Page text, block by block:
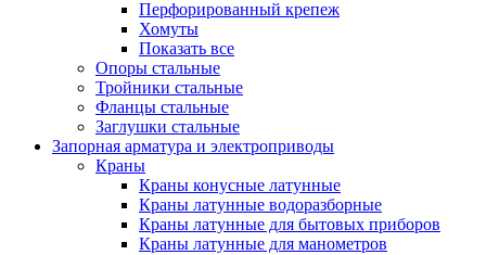
Перфорированный крепеж
Хомуты
Показать все
Опоры стальные
Тройники стальные
Фланцы стальные
Заглушки стальные
Запорная арматура и электроприводы
Краны
Краны конусные латунные
Краны латунные водоразборные
Краны латунные для бытовых приборов
Краны латунные для манометров